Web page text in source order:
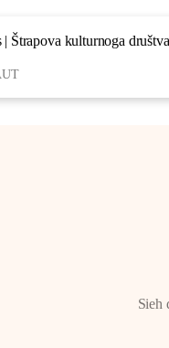
Štrapova kulturnoga društva
Sieh